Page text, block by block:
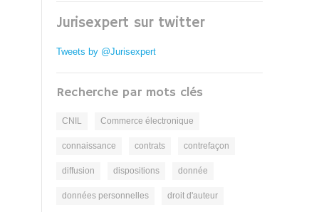
Jurisexpert sur twitter
Tweets by @Jurisexpert
Recherche par mots clés
CNIL Commerce électronique
connaissance contrats contrefaçon
diffusion dispositions donnée
données personnelles droit d'auteur